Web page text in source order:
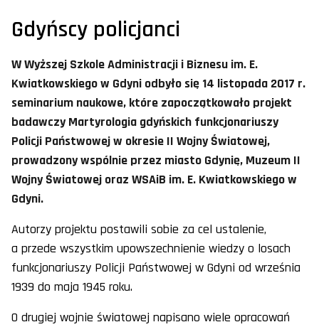
Gdyńscy policjanci
W Wyższej Szkole Administracji i Biznesu im. E.
Kwiatkowskiego w Gdyni odbyło się 14 listopada 2017 r.
seminarium naukowe, które zapoczątkowało projekt
badawczy Martyrologia gdyńskich funkcjonariuszy
Policji Państwowej w okresie II Wojny Światowej,
prowadzony wspólnie przez miasto Gdynię, Muzeum II
Wojny Światowej oraz WSAiB im. E. Kwiatkowskiego w
Gdyni.
Autorzy projektu postawili sobie za cel ustalenie,
a przede wszystkim upowszechnienie wiedzy o losach
funkcjonariuszy Policji Państwowej w Gdyni od września
1939 do maja 1945 roku.
O drugiej wojnie światowej napisano wiele opracowań